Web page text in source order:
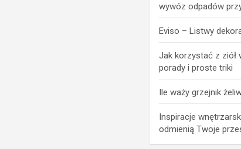
wywóz odpadów
Eviso – Listwy
Jak korzystać z ziół
porady i proste triki
Ile waży grzejnik
Inspiracje
odmienią Twoje